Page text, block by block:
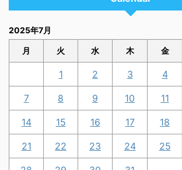
2025年7月
月 火 水 木 金
1 2 3 4
7 8 9 10 11
14 15 16 17 18
21 22 23 24 25